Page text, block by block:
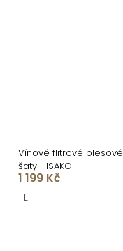
Vínové flitrové plesové
šaty HISAKO
1 199 Kč
L